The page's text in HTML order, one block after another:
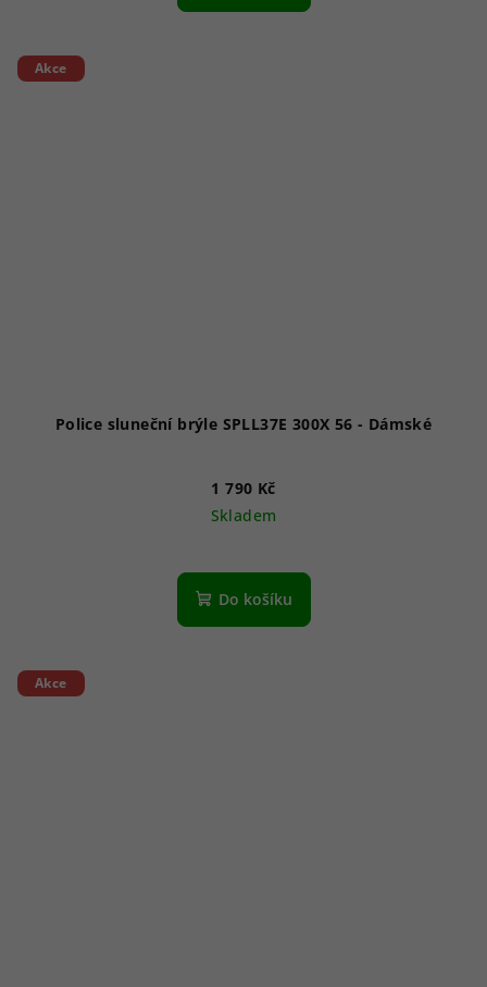
Akce
Police sluneční brýle SPLL37E 300X 56 - Dámské
1 790 Kč
Skladem
Do košíku
Akce